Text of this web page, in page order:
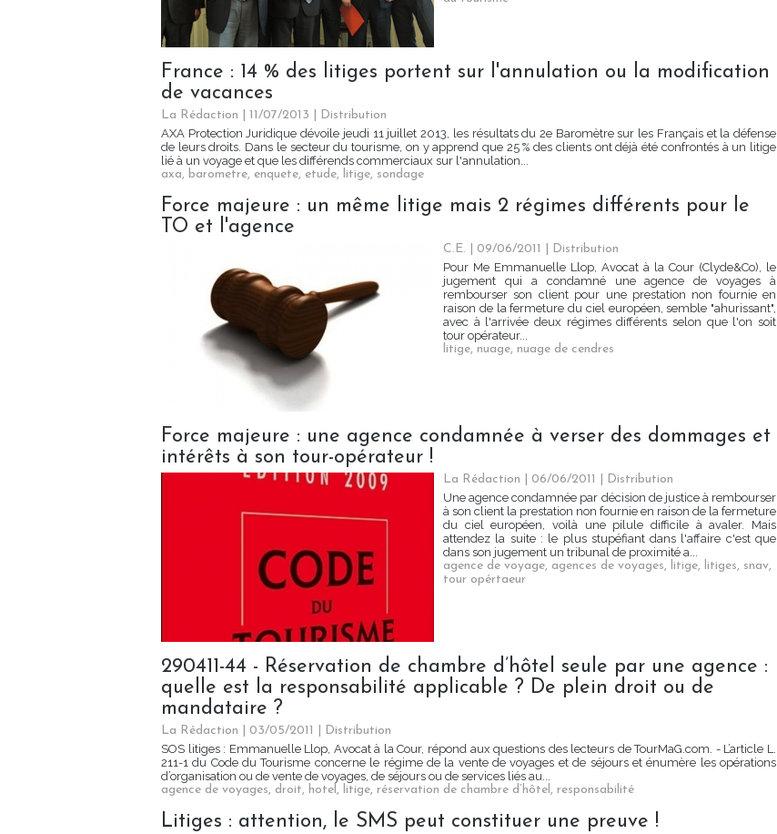
France : 14 % des litiges portent sur l'annulation ou la modification
de vacances
La Rédaction | 11/07/2013
Distribution
AXA Protection Juridique dévoile jeudi 11 juillet 2013, les résultats du 2e Baromètre sur les Français et la défense
de leurs droits. Dans le secteur du tourisme, on y apprend que 25 % des clients ont déjà été confrontés à un litige
lié à un voyage et que les différends commerciaux sur l'annulation...
axa, barometre, enquete, etude, litige, sondage
Force majeure : un même litige mais 2 régimes différents pour le
TO et l'agence
C.E. | 09/06/2011
Distribution
Pour Me Emmanuelle Llop, Avocat à la Cour (Clyde&Co), le
jugement qui a condamné une agence de voyages à
rembourser son client pour une prestation non fournie en
raison de la fermeture du ciel européen, semble "ahurissant",
avec à l'arrivée deux régimes différents selon que l'on soit
tour opérateur...
litige, nuage, nuage de cendres
Force majeure : une agence condamnée à verser des dommages et
intérêts à son tour-opérateur !
La Rédaction | 06/06/2011
Distribution
Une agence condamnée par décision de justice à rembourser
à son client la prestation non fournie en raison de la fermeture
du ciel européen, voilà une pilule difficile à avaler. Mais
attendez la suite : le plus stupéfiant dans l'affaire c'est que
dans son jugement un tribunal de proximité a...
agence de voyage, agences de voyages, litige, litiges, snav,
tour opértaeur
290411-44 - Réservation de chambre d’hôtel seule par une agence :
quelle est la responsabilité applicable ? De plein droit ou de
mandataire ?
La Rédaction | 03/05/2011
Distribution
SOS litiges : Emmanuelle Llop, Avocat à la Cour, répond aux questions des lecteurs de TourMaG.com. - L’article L.
211-1 du Code du Tourisme concerne le régime de la vente de voyages et de séjours et énumère les opérations
d’organisation ou de vente de voyages, de séjours ou de services liés au...
agence de voyages, droit, hotel, litige, réservation de chambre d’hôtel, responsabilité
Litiges : attention, le SMS peut constituer une preuve !